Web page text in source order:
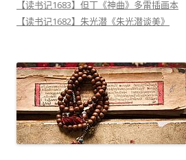
【读书记1683】但丁《神曲》多雷插画本
【读书记1682】朱光潜《朱光潜谈美》